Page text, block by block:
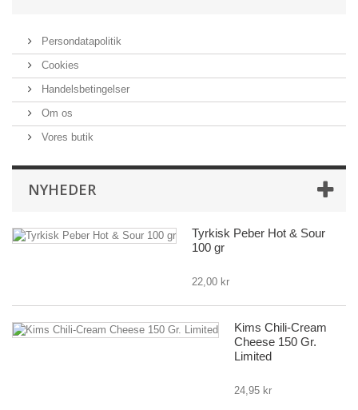
Persondatapolitik
Cookies
Handelsbetingelser
Om os
Vores butik
NYHEDER
Tyrkisk Peber Hot & Sour
100 gr
22,00 kr
Kims Chili-Cream
Cheese 150 Gr.
Limited
24,95 kr